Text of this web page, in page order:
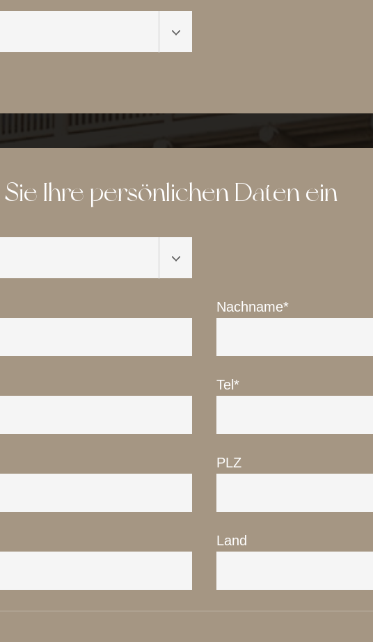
1966'
& Pakete
Lodge
Ihre persönlichen Daten ein
Nachname*
Tel*
PLZ
Land